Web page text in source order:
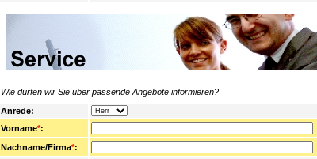
Wie dürfen wir Sie über passende Angebote informieren?
Anrede:
Vorname*:
Nachname/Firma*: